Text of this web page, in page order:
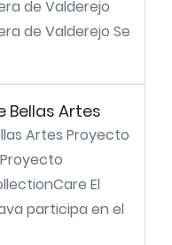
de Valderejo
de Valderejo Se
Bellas Artes
Artes Proyecto
El
participa en el